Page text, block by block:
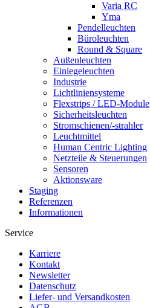
Varia RC
Yma
Pendelleuchten
Büroleuchten
Round & Square
Außenleuchten
Einlegeleuchten
Industrie
Lichtliniensysteme
Flexstrips / LED-Module
Sicherheitsleuchten
Stromschienen/-strahler
Leuchtmittel
Human Centric Lighting
Netzteile & Steuerungen
Sensoren
Aktionsware
Staging
Referenzen
Informationen
Service
Karriere
Kontakt
Newsletter
Datenschutz
Liefer- und Versandkosten